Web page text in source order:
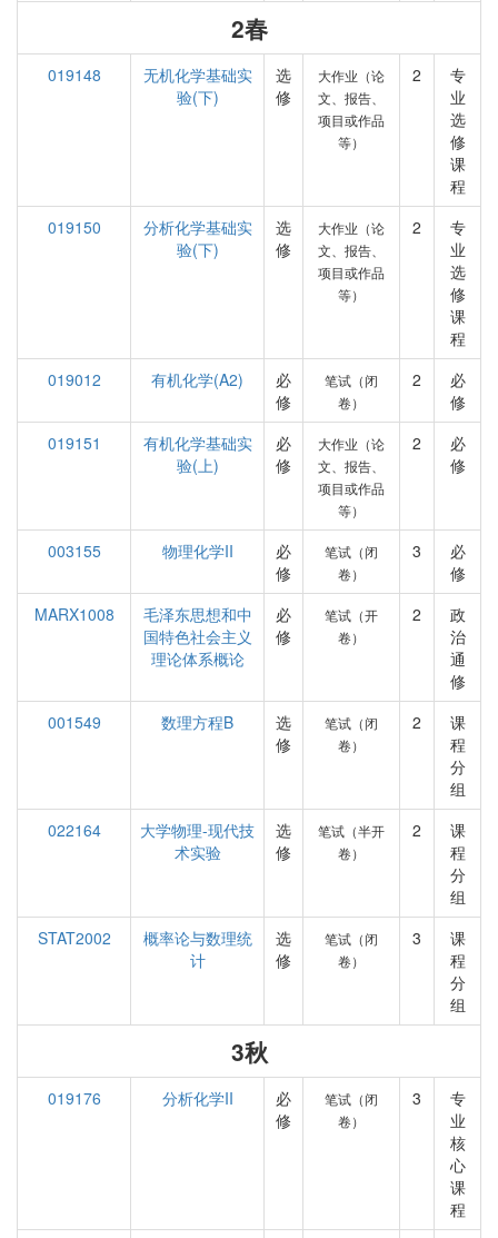
2春
019148
无机化学基础实
验(下)
选
修
大作业（论
文、报告、
项目或作品
等）
2
专
业
选
修
课
程
019150
分析化学基础实
验(下)
选
修
大作业（论
文、报告、
项目或作品
等）
2
专
业
选
修
课
程
019012
有机化学(A2)
必
修
笔试（闭
卷）
2
必
修
019151
有机化学基础实
验(上)
必
修
大作业（论
文、报告、
项目或作品
等）
2
必
修
003155 物理化学II
必
修
笔试（闭
卷）
3
必
修
MARX1008
毛泽东思想和中
国特色社会主义
理论体系概论
必
修
笔试（开
卷）
2
政
治
通
修
001549
数理方程B
选
修
笔试（闭
卷）
2
课
程
分
组
022164
大学物理-现代技
术实验
选
修
笔试（半开
卷）
2
课
程
分
组
STAT2002
概率论与数理统
计
选
修
笔试（闭
卷）
3
课
程
分
组
3秋
019176 分析化学II
必
修
笔试（闭
卷）
3
专
业
核
心
课
程